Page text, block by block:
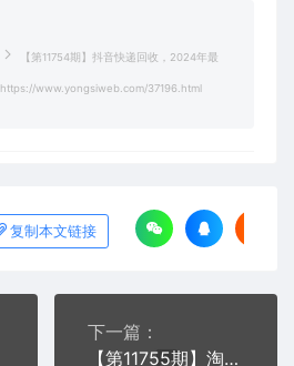
【第11754期】抖音快递回收，2024年最
https://www.yongsiweb.com/37196.html
复制本文链接
下一篇：
【第11755期】淘宝无人直播8.0玩法，实现被动收入，普通人也能轻松月入2W+